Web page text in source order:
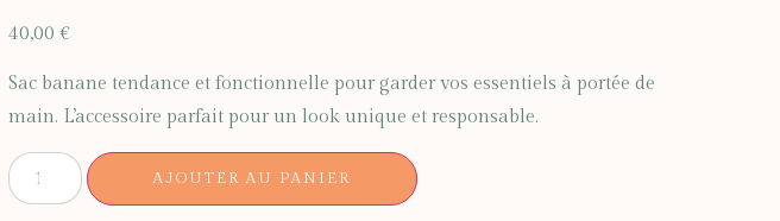
40,00 €
Sac banane tendance et fonctionnelle pour garder vos essentiels à portée de
main. L’accessoire parfait pour un look unique et responsable.
AJOUTER AU PANIER